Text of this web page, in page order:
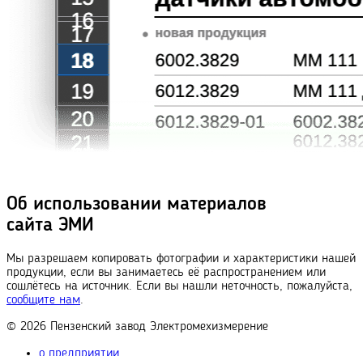
Об использовании материалов
сайта ЭМИ
Мы разрешаем копировать фотографии и характеристики нашей
продукции, если вы занимаетесь её распространением или
сошлётесь на источник. Если вы нашли неточность, пожалуйста,
сообщите нам.
© 2026 Пензенский завод Электромехизмерение
о предприятии